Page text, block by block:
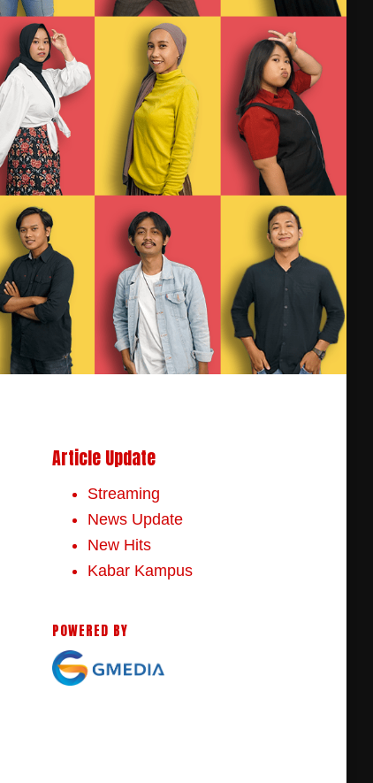
Article Update
Streaming
News Update
New Hits
Kabar Kampus
POWERED BY